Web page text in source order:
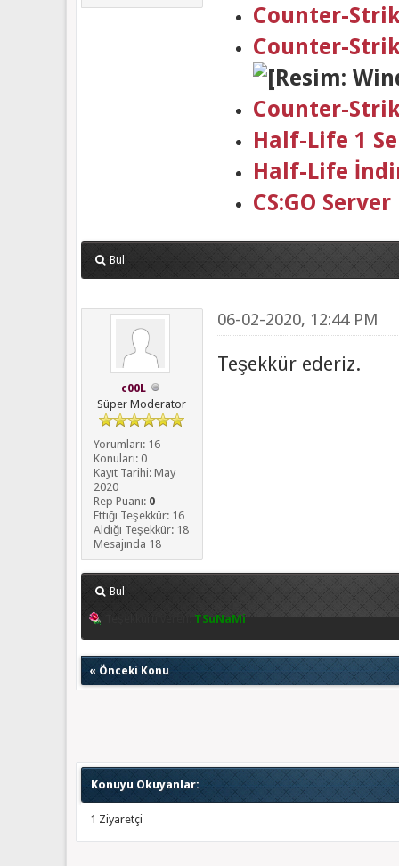
Counter-
Counter-
Counter-
Half-Life 1
Half-Life
CS:GO
Bul
c00L
Süper Moderator
Yorumları: 16
Konuları: 0
Kayıt Tarihi: May
2020
Rep Puanı: 0
Ettiği Teşekkür: 16
Aldığı Teşekkür: 18
Mesajında 18
06-02-2020, 12:44 PM
Teşekkür ederiz.
Bul
TSuNaMi
« Önceki Konu
Konuyu Okuyanlar:
1 Ziyaretçi